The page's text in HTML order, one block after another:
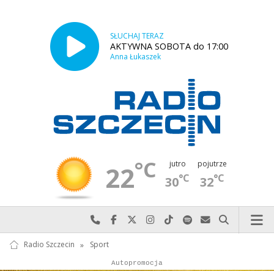
SŁUCHAJ TERAZ
AKTYWNA SOBOTA do 17:00
Anna Łukaszek
22°C jutro
30°C
pojutrze
32°C
Najlepiej po prostu do nas zadzwoń
Odwiedź nas na Facebook-u
Odwiedź nas na X
Odwiedź nas na Instagram-ie
Odwiedź nas na TikTok-u
Szukaj nas na Spotify
Wyślij do nas
Szukaj
Radio Szczecin » Sport
Reklama
Autopromocja